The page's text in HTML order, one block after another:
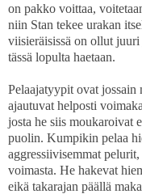
on pakko voittaa,
niin Stan tekee urakan
viisieräisissä on ollut
tässä lopulta haetaan.
Pelaajatyypit ovat jossain
ajautuvat helposti
josta he siis moukaroivat
puolin. Kumpikin pelaa
aggressiivisemmat
voimasta. He hakevat
eikä takarajan päällä